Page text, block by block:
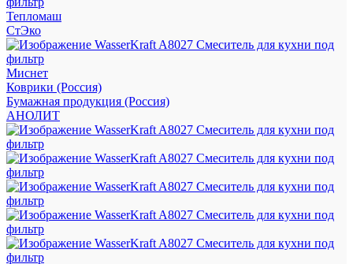
Тепломаш
СтЭко
Миснет
Коврики (Россия)
Бумажная продукция (Россия)
АНОЛИТ